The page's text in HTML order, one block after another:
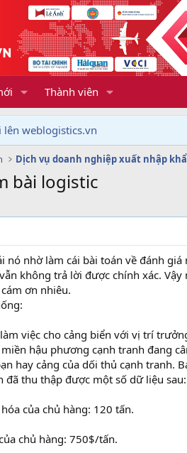
Thành viên
lên weblogistics.vn
bài logistic
nó nhờ làm cái bài toán về đánh
không trả lời được chính xác.
ơn nhiêu.
việc cho cảng biển với vị trí
hậu phương cạnh tranh đang
hay cảng của dối thủ cạnh tranh.
đã thu thập được một số dữ liệu sau:
của chủ hàng: 120 tấn.
chủ hàng: 750$/tấn.